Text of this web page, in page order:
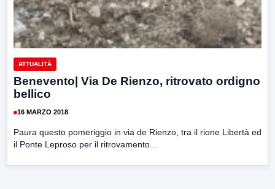
ATTUALITÀ
Benevento| Via De Rienzo, ritrovato ordigno
bellico
16 MARZO 2018
Paura questo pomeriggio in via de Rienzo, tra il rione Libertà ed
il Ponte Leproso per il ritrovamento...